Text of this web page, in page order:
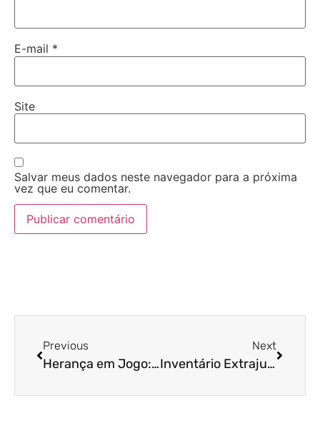
E-mail *
Site
Salvar meus dados neste navegador para a próxima
vez que eu comentar.
Previous
Herança em Jogo: O Que Você Precisa Saber Antes de Iniciar o Inventário
Next
Inventário Extrajudicial: A Solução Mais Rápida Para Encerrar a Sucessão